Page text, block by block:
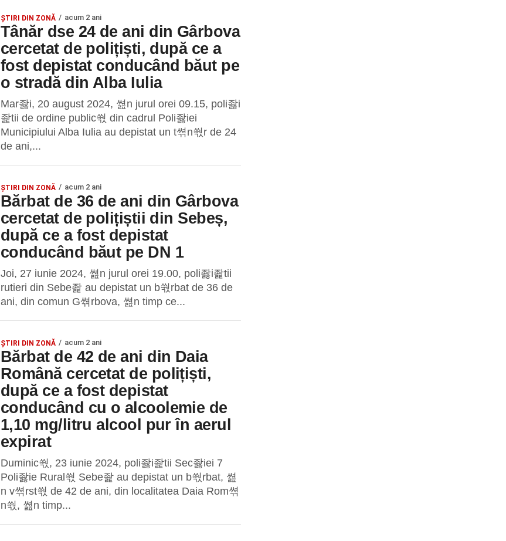
ȘTIRI DIN ZONĂ acum 2 ani
Tânăr dse 24 de ani din Gârbova
cercetat de polițiști, după ce a
fost depistat conducând băut pe
o stradă din Alba Iulia
Mar좛i, 20 august 2024, 쎮n jurul orei 09.15, poli좛i
좙tii de ordine public쒃 din cadrul Poli좛iei
Municipiului Alba Iulia au depistat un t쎢n쒃r de 24
de ani,...
ȘTIRI DIN ZONĂ acum 2 ani
Bărbat de 36 de ani din Gârbova
cercetat de polițiștii din Sebeș,
după ce a fost depistat
conducând băut pe DN 1
Joi, 27 iunie 2024, 쎮n jurul orei 19.00, poli좛i좙tii
rutieri din Sebe좙 au depistat un b쒃rbat de 36 de
ani, din comun G쎢rbova, 쎮n timp ce...
ȘTIRI DIN ZONĂ acum 2 ani
Bărbat de 42 de ani din Daia
Română cercetat de polițiști,
după ce a fost depistat
conducând cu o alcoolemie de
1,10 mg/litru alcool pur în aerul
expirat
Duminic쒃, 23 iunie 2024, poli좛i좙tii Sec좛iei 7
Poli좛ie Rural쒃 Sebe좙 au depistat un b쒃rbat, 쎮
n v쎢rst쒃 de 42 de ani, din localitatea Daia Rom쎢
n쒃, 쎮n timp...